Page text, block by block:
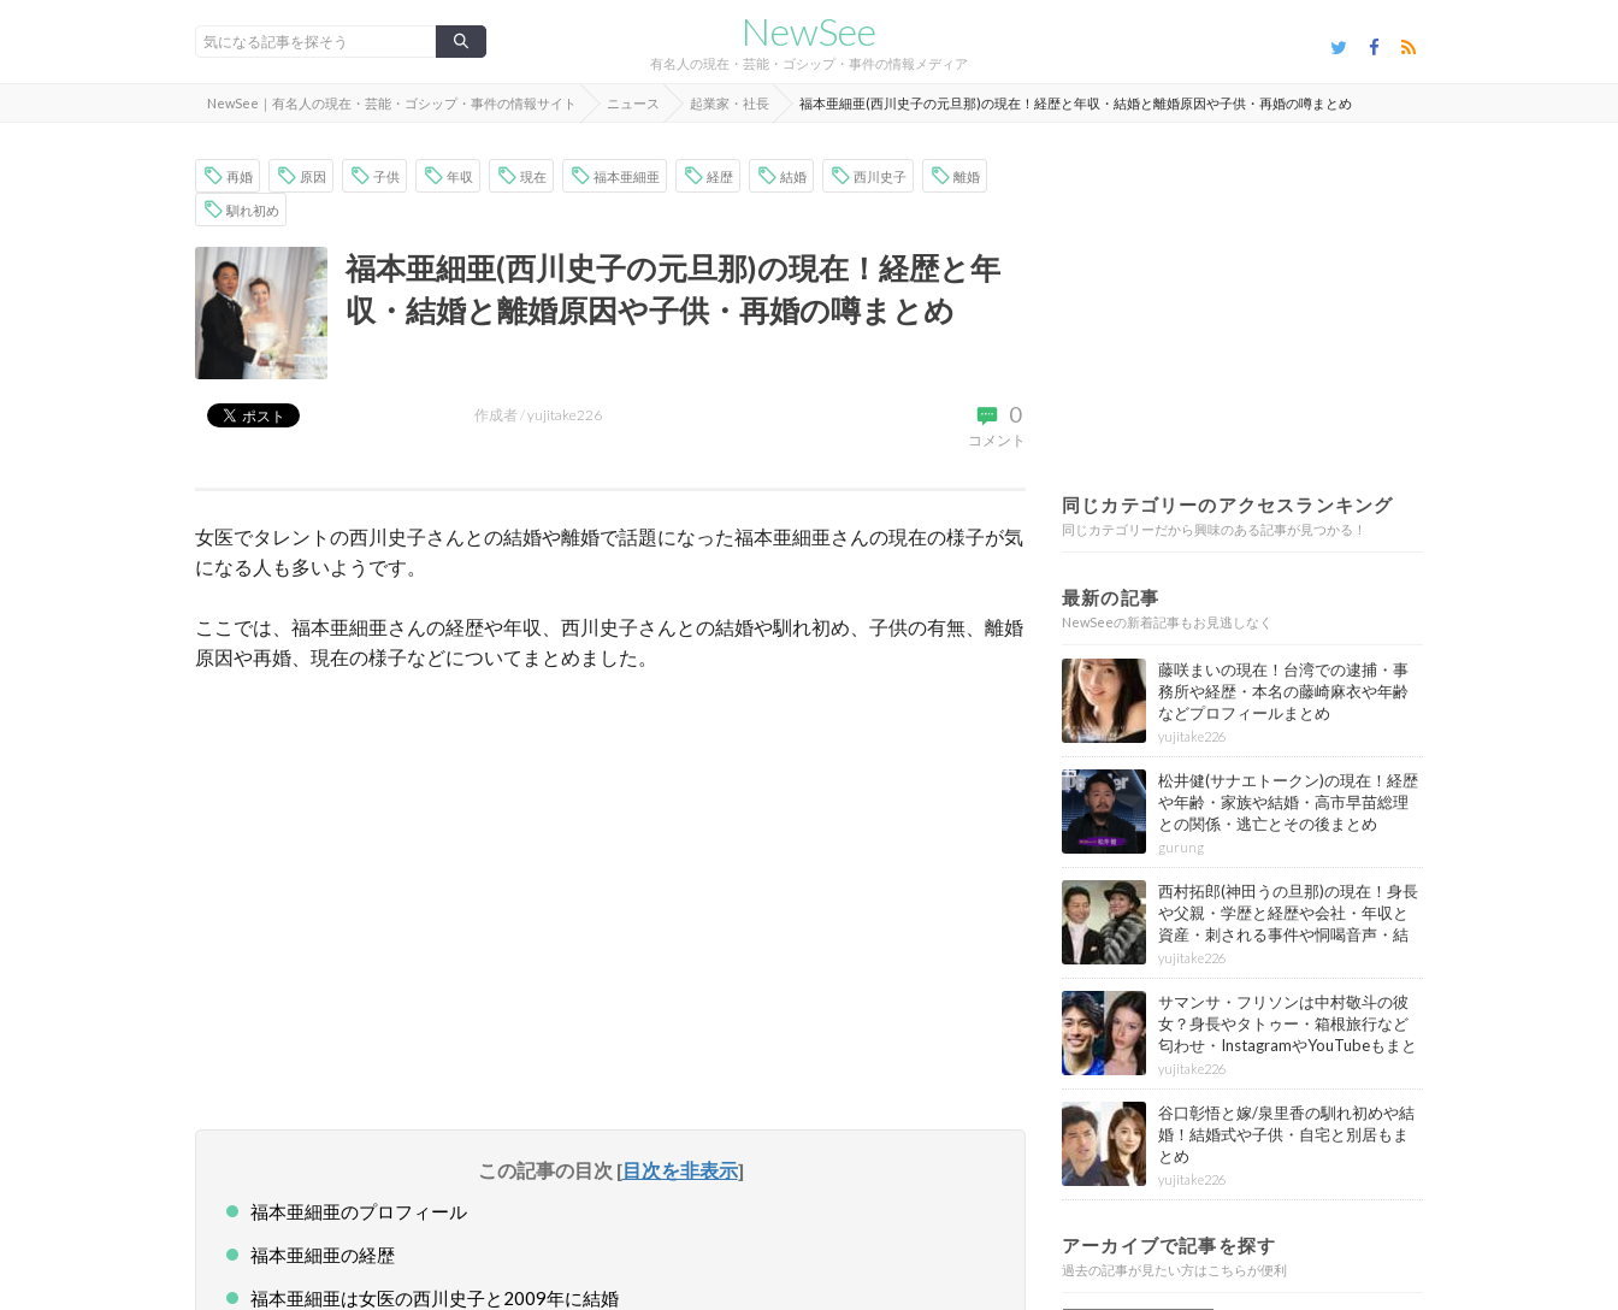
NewSee
有名人の現在・芸能・ゴシップ・事件の情報メディア
NewSee｜有名人の現在・芸能・ゴシップ・事件の情報サイト ニュース 起業家・社長 福本亜細亜(西川史子の元旦那)の現在！経歴と年収・結婚と離婚原因や子供・再婚の噂まとめ
再婚 原因 子供 年収 現在 福本亜細亜 経歴 結婚 西川史子 離婚
馴れ初め
福本亜細亜(西川史子の元旦那)の現在！経歴と年
収・結婚と離婚原因や子供・再婚の噂まとめ
0
コメント
作成者 /yujitake226
女医でタレントの西川史子さんとの結婚や離婚で話題になった福本亜細亜さんの現在の様子が気
になる人も多いようです。
ここでは、福本亜細亜さんの経歴や年収、西川史子さんとの結婚や馴れ初め、子供の有無、離婚
原因や再婚、現在の様子などについてまとめました。
この記事の目次 [目次を非表示]
福本亜細亜のプロフィール
福本亜細亜の経歴
福本亜細亜は女医の西川史子と2009年に結婚
同じカテゴリーのアクセスランキング
同じカテゴリーだから興味のある記事が見つかる！
最新の記事
NewSeeの新着記事もお見逃しなく
藤咲まいの現在！台湾での逮捕・事
務所や経歴・本名の藤崎麻衣や年齢
などプロフィールまとめ
yujitake226
松井健(サナエトークン)の現在！経歴
や年齢・家族や結婚・高市早苗総理
との関係・逃亡とその後まとめ
gurung
西村拓郎(神田うの旦那)の現在！身長
や父親・学歴と経歴や会社・年収と
資産・刺される事件や恫喝音声・結
婚と子供や自宅・脳梗塞の病気もま
とめ
yujitake226
サマンサ・フリソンは中村敬斗の彼
女？身長やタトゥー・箱根旅行など
匂わせ・InstagramやYouTubeもまと
め
yujitake226
谷口彰悟と嫁/泉里香の馴れ初めや結
婚！結婚式や子供・自宅と別居もま
とめ
yujitake226
アーカイブで記事を探す
過去の記事が見たい方はこちらが便利